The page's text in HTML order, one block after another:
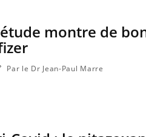
montre de
Par le Dr Jean-Paul Marre